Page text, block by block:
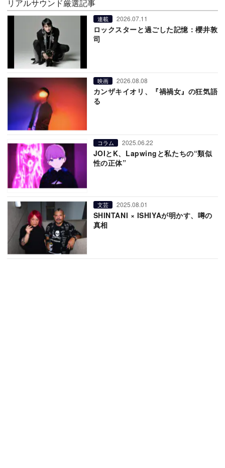
リアルサウンド厳選記事
連載 2026.07.11
ロックスターと過ごした記憶：櫻井敦
司
映画 2026.08.08
カンザキイオリ、『禍禍女』の狂気語
る
コラム 2025.06.22
JOIとK、Lapwingと私たちの“類似
性の正体”
文芸 2025.08.01
SHINTANI × ISHIYAが明かす、噂の
真相